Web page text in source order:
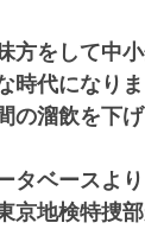
方をして中
時代になりま
の溜飲を下
タベースより
京地検特捜